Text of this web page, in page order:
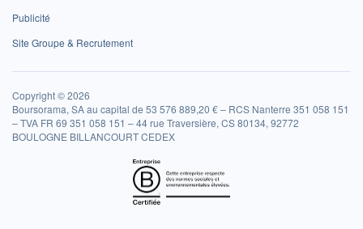
Publicité
Site Groupe & Recrutement
Copyright © 2026
Boursorama, SA au capital de 53 576 889,20 € – RCS Nanterre 351 058 151
– TVA FR 69 351 058 151 – 44 rue Traversière, CS 80134, 92772
BOULOGNE BILLANCOURT CEDEX